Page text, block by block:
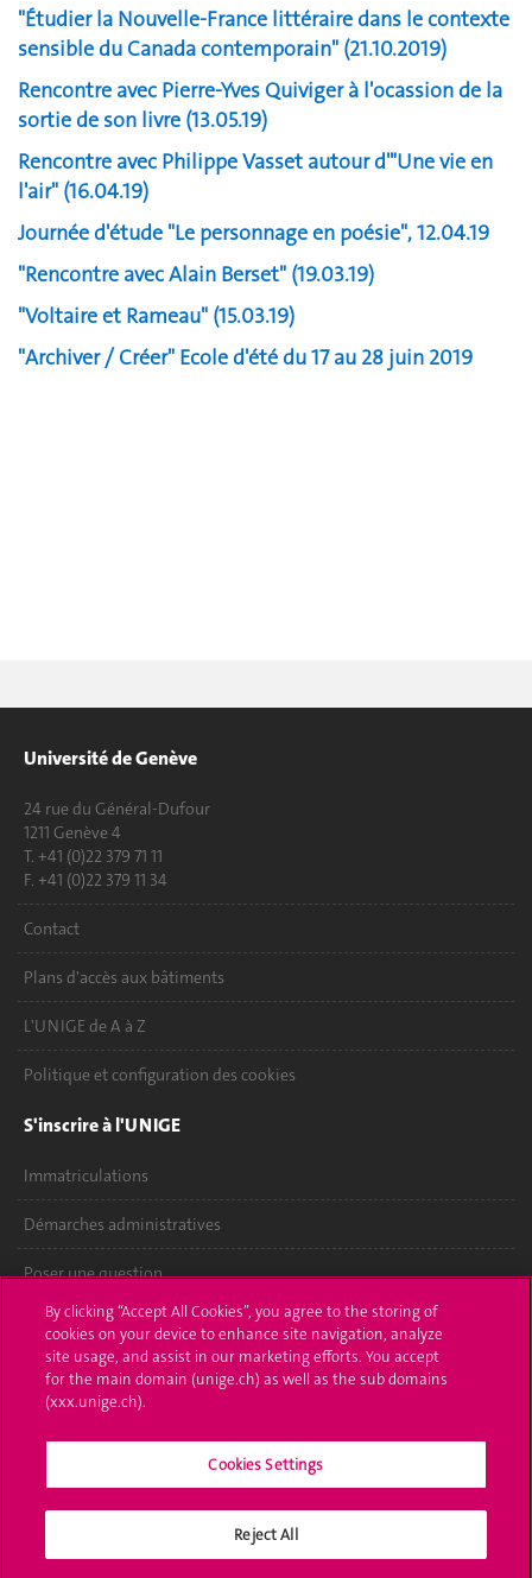
"Étudier la Nouvelle-France littéraire dans le contexte
sensible du Canada contemporain" (21.10.2019)
Rencontre avec Pierre-Yves Quiviger à l'ocassion de la
sortie de son livre (13.05.19)
Rencontre avec Philippe Vasset autour d'"Une vie en
l'air" (16.04.19)
Journée d'étude "Le personnage en poésie", 12.04.19
"Rencontre avec Alain Berset" (19.03.19)
"Voltaire et Rameau" (15.03.19)
"Archiver / Créer" Ecole d'été du 17 au 28 juin 2019
Université de Genève
24 rue du Général-Dufour
1211 Genève 4
T. +41 (0)22 379 71 11
F. +41 (0)22 379 11 34
Contact
Plans d'accès aux bâtiments
L'UNIGE de A à Z
Politique et configuration des cookies
S'inscrire à l'UNIGE
Immatriculations
Démarches administratives
Poser une question
L'UNIGE vous informe
UNIGE Mobile
Bibliothèque
By clicking “Accept All Cookies”, you agree to the storing of
cookies on your device to enhance site navigation, analyze
site usage, and assist in our marketing efforts. You accept
for the main domain (unige.ch) as well as the sub domains
(xxx.unige.ch).
Cookies Settings
Reject All